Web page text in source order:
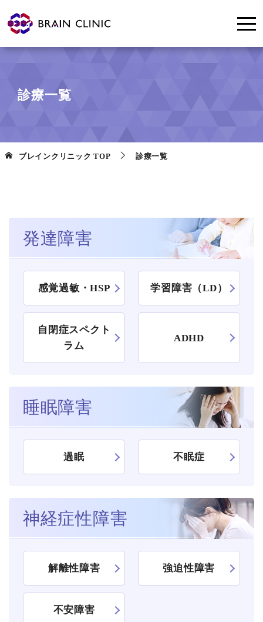
診療一覧
ブレインクリニック TOP 診療一覧
発達障害
感覚過敏・HSP 学習障害（LD）
自閉症スペクト
ラム
ADHD
睡眠障害
過眠 不眠症
神経症性障害
解離性障害 強迫性障害
不安障害